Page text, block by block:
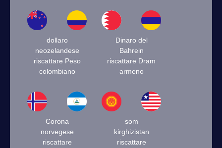
dollaro
neozelandese
riscattare Peso
colombiano
Dinaro del
Bahrein
riscattare Dram
armeno
Corona
norvegese
riscattare
som
kirghizistan
riscattare